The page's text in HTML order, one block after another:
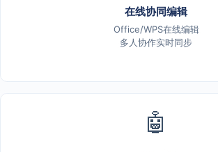
在线协同编辑
Office/WPS在线编辑
多人协作实时同步
🤖